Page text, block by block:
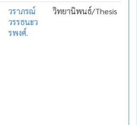
วราภรณ์
วรรธนะว
รพงศ์.
วิทยานิพนธ์/Thesis